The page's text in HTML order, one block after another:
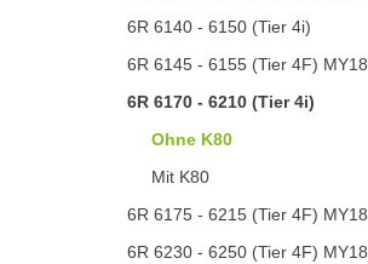
6R 6140 - 6150 (Tier 4i)
6R 6145 - 6155 (Tier 4F) MY18
6R 6170 - 6210 (Tier 4i)
Ohne K80
Mit K80
6R 6175 - 6215 (Tier 4F) MY18
6R 6230 - 6250 (Tier 4F) MY18